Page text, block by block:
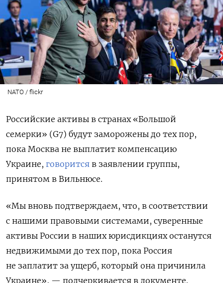
NATO / flickr
Российские активы в странах «Большой
семерки» (G7) будут заморожены до тех пор,
пока Москва не выплатит компенсацию
Украине, говорится в заявлении группы,
принятом в Вильнюсе.
«Мы вновь подтверждаем, что, в соответствии
с нашими правовыми системами, суверенные
активы России в наших юрисдикциях останутся
недвижимыми до тех пор, пока Россия
не заплатит за ущерб, который она причинила
Украине», — подчеркивается в документе.